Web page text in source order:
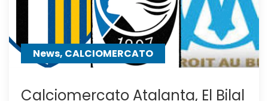
News, CALCIOMERCATO
Calciomercato Atalanta, El Bilal